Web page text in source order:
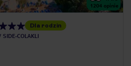
1204 opinie
Dla rodzin
SIDE-COLAKLI